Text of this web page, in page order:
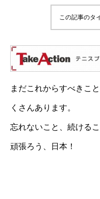
この記事のタ
まだこれからすべきこ
くさんあります。
忘れないこと、続けるこ
頑張ろう、日本！